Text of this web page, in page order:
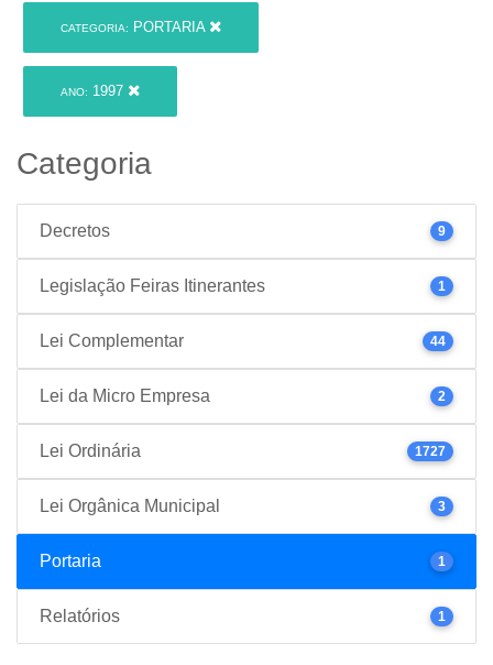
CATEGORIA: PORTARIA
ANO: 1997
Categoria
Decretos 9
Legislação Feiras Itinerantes 1
Lei Complementar 44
Lei da Micro Empresa 2
Lei Ordinária 1727
Lei Orgânica Municipal 3
Portaria 1
Relatórios 1